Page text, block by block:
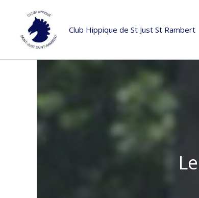
contenu
Club Hippique de St Just St Rambert